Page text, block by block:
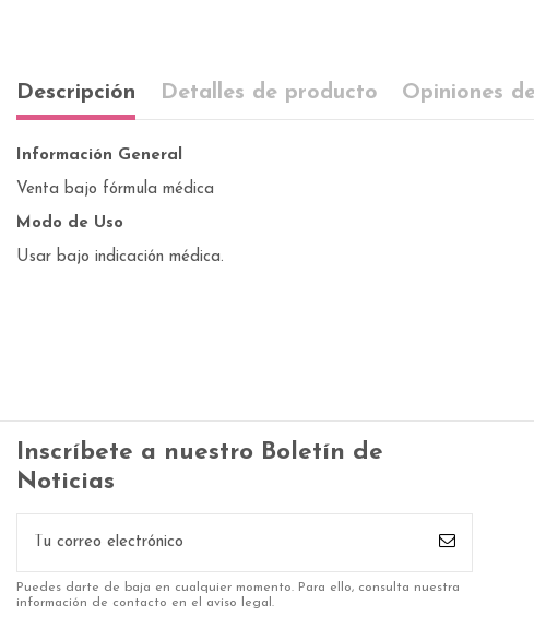
Descripción Detalles de producto Opiniones
Información General
Venta bajo fórmula médica
Modo de Uso
Usar bajo indicación médica.
Inscríbete a nuestro Boletín de
Noticias
Puedes darte de baja en cualquier momento. Para ello, consulta nuestra
información de contacto en el aviso legal.